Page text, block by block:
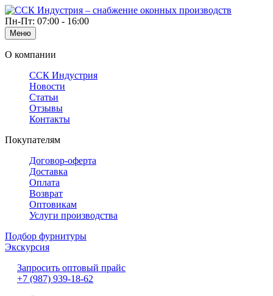
Пн-Пт: 07:00 - 16:00
Меню
О компании
ССК Индустрия
Новости
Статьи
Отзывы
Контакты
Покупателям
Договор-оферта
Доставка
Оплата
Возврат
Оптовикам
Услуги производства
Подбор фурнитуры
Экскурсия
Запросить оптовый прайс
+7 (987) 939-18-62